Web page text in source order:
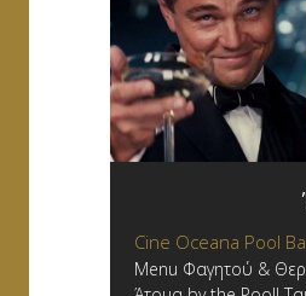
Cine Oceana Pool
Menu Φαγητού &